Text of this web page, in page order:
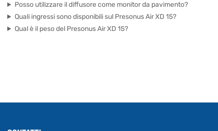
Posso utilizzare il diffusore come monitor da pavimento?
Quali ingressi sono disponibili sul Presonus Air XD 15?
Qual è il peso del Presonus Air XD 15?